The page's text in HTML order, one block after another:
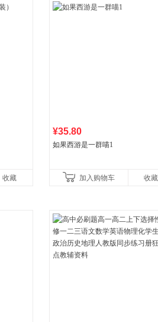
收藏
¥35.80
如果西游是一群喵1
加入购物车 收藏